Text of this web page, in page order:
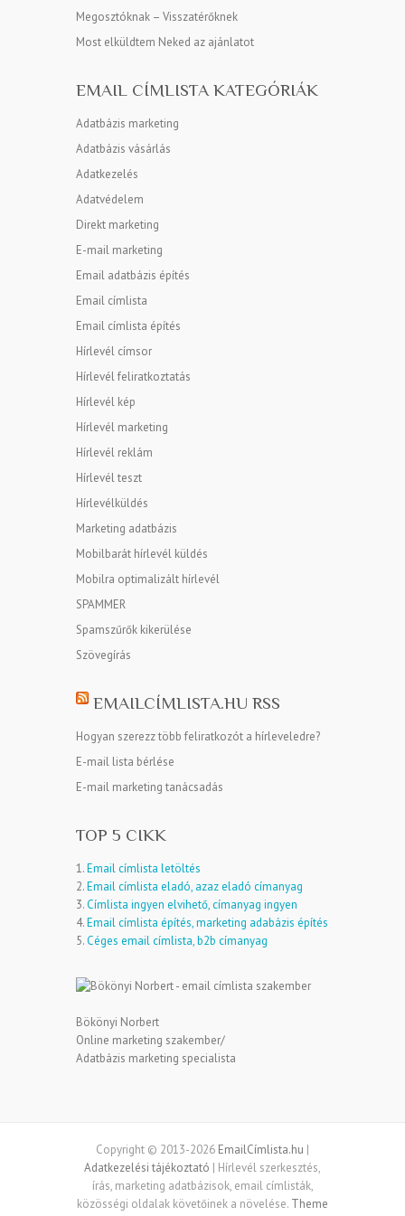
Megosztóknak – Visszatérőknek
Most elküldtem Neked az ajánlatot
EMAIL CÍMLISTA KATEGÓRIÁK
Adatbázis marketing
Adatbázis vásárlás
Adatkezelés
Adatvédelem
Direkt marketing
E-mail marketing
Email adatbázis építés
Email címlista
Email címlista építés
Hírlevél címsor
Hírlevél feliratkoztatás
Hírlevél kép
Hírlevél marketing
Hírlevél reklám
Hírlevél teszt
Hírlevélküldés
Marketing adatbázis
Mobilbarát hírlevél küldés
Mobilra optimalizált hírlevél
SPAMMER
Spamszűrők kikerülése
Szövegírás
EMAILCÍMLISTA.HU RSS
Hogyan szerezz több feliratkozót a hírleveledre?
E-mail lista bérlése
E-mail marketing tanácsadás
TOP 5 CIKK
1.Email címlista letöltés
2.Email címlista eladó, azaz eladó címanyag
3.Címlista ingyen elvihető, címanyag ingyen
4.Email címlista építés, marketing adabázis építés
5.Céges email címlista, b2b címanyag
Bökönyi Norbert
Online marketing szakember/
Adatbázis marketing specialista
Copyright © 2013-2026 EmailCímlista.hu |
Adatkezelési tájékoztató | Hírlevél szerkesztés,
írás, marketing adatbázisok, email címlisták,
közösségi oldalak követőinek a növelése. Theme